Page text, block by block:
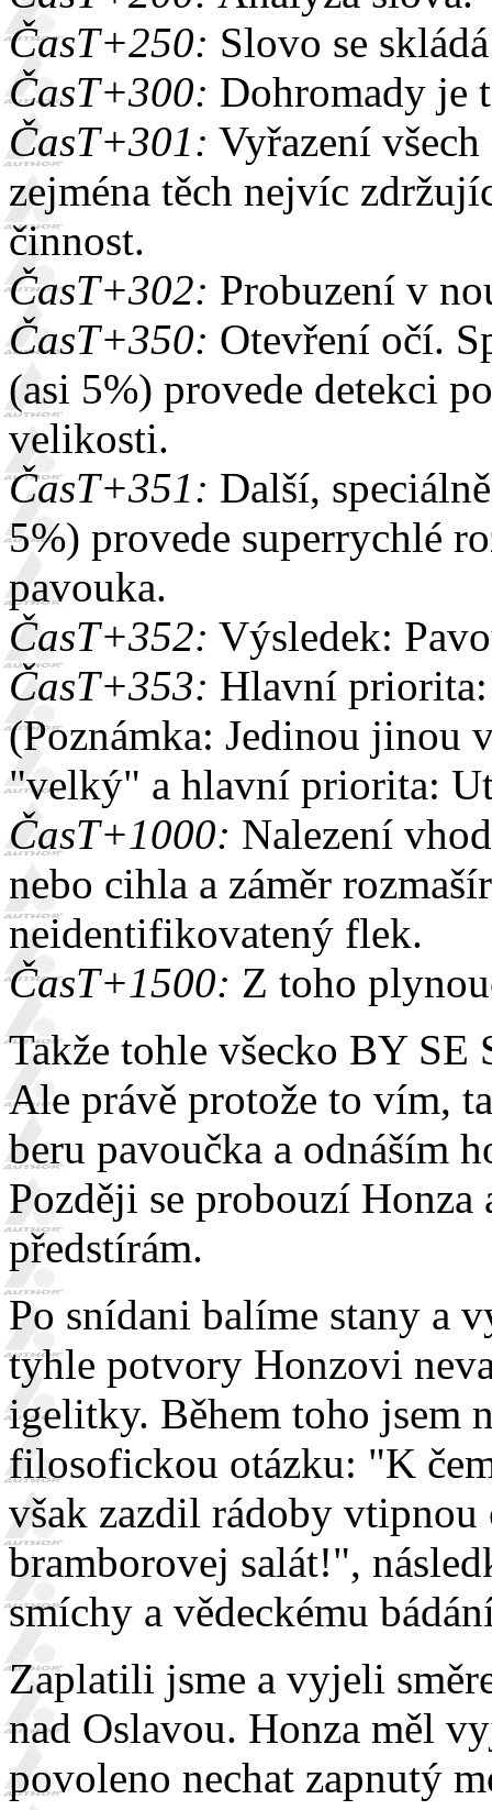
ČasT+250: Slovo se
ČasT+300: Dohromady je
ČasT+301: Vyřazení
zejména těch nejvíc
činnost.
ČasT+302: Probuzení v
ČasT+350: Otevření očí.
(asi 5%) provede detekci
velikosti.
ČasT+351: Další,
5%) provede superrychlé
pavouka.
ČasT+352: Výsledek:
ČasT+353: Hlavní
(Poznámka: Jedinou jinou
"velký" a hlavní priorita:
ČasT+1000: Nalezení
nebo cihla a záměr
neidentifikovatený flek.
ČasT+1500: Z toho
Takže tohle všecko BY
Ale právě protože to vím,
beru pavoučka a odnáším
Později se probouzí Honza
předstírám.
Po snídani balíme stany a
tyhle potvory Honzovi
igelitky. Během toho jsem
filosofickou otázku: "K
však zazdil rádoby
bramborovej salát!",
smíchy a vědeckému
Zaplatili jsme a vyjeli
nad Oslavou. Honza měl
povoleno nechat zapnutý